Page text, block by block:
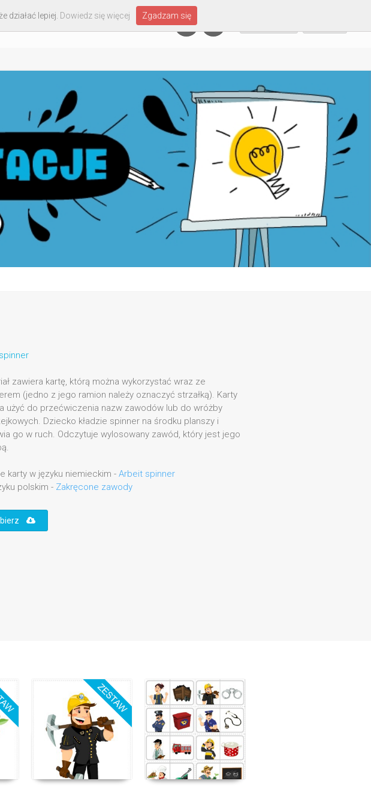
spinner
zawiera kartę, którą można wykorzystać wraz ze
(jedno z jego ramion należy oznaczyć strzałką). Karty
użyć do przećwiczenia nazw zawodów lub do wróżby
Dziecko kładzie spinner na środku planszy i
go w ruch. Odczytuje wylosowany zawód, który jest jego
karty w języku niemieckim - Arbeit spinner
polskim - Zakręcone zawody
działać lepiej. Dowiedz się więcej Zgadzam się